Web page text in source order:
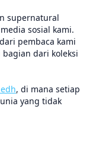
supernatural
sosial kami.
pembaca kami
dari koleksi
, di mana setiap
yang tidak